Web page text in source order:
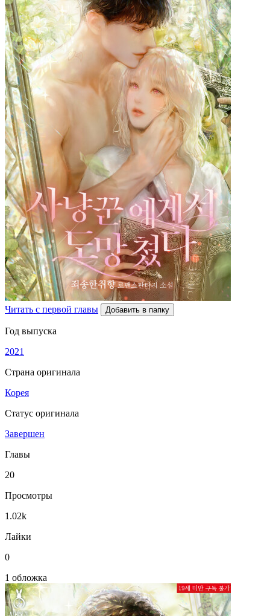
Читать с первой главы Добавить в папку
Год выпуска
2021
Страна оригинала
Корея
Статус оригинала
Завершен
Главы
20
Просмотры
1.02k
Лайки
0
1 обложка